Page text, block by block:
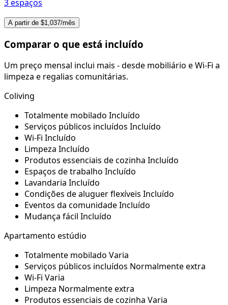
3 espaços
A partir de $1,037/mês
Comparar o que está incluído
Um preço mensal inclui mais - desde mobiliário e Wi-Fi a
limpeza e regalias comunitárias.
Coliving
Totalmente mobilado Incluído
Serviços públicos incluídos Incluído
Wi-Fi Incluído
Limpeza Incluído
Produtos essenciais de cozinha Incluído
Espaços de trabalho Incluído
Lavandaria Incluído
Condições de aluguer flexíveis Incluído
Eventos da comunidadeIncluído
Mudança fácil Incluído
Apartamento estúdio
Totalmente mobilado Varia
Serviços públicos incluídos Normalmente extra
Wi-Fi Varia
Limpeza Normalmente extra
Produtos essenciais de cozinha Varia